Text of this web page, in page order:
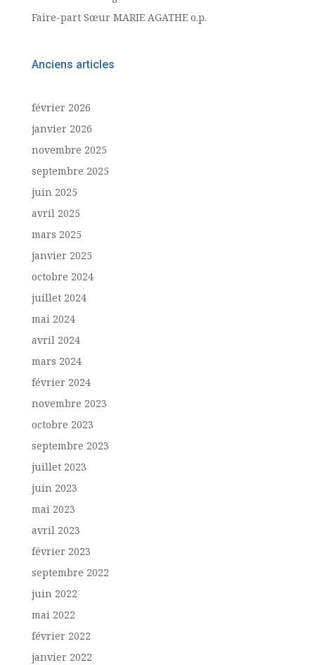
Faire-part Sœur MARIE AGATHE o.p.
Anciens articles
février 2026
janvier 2026
novembre 2025
septembre 2025
juin 2025
avril 2025
mars 2025
janvier 2025
octobre 2024
juillet 2024
mai 2024
avril 2024
mars 2024
février 2024
novembre 2023
octobre 2023
septembre 2023
juillet 2023
juin 2023
mai 2023
avril 2023
février 2023
septembre 2022
juin 2022
mai 2022
février 2022
janvier 2022